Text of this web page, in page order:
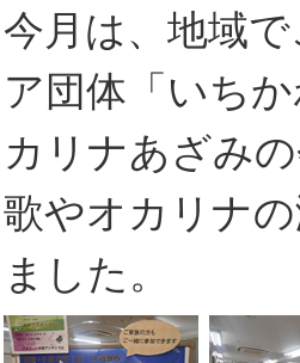
今月は、地域
ア団体「いち
カリナあざみ
歌やオカリナ
ました。